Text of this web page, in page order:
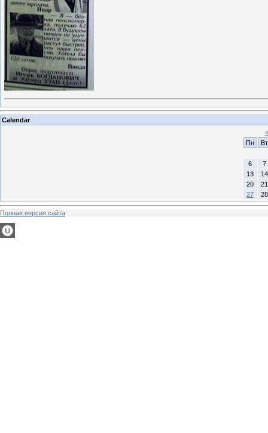
Calendar
«
Пн
Вт
6
7
13
14
20
21
27
28
Полная версия сайта